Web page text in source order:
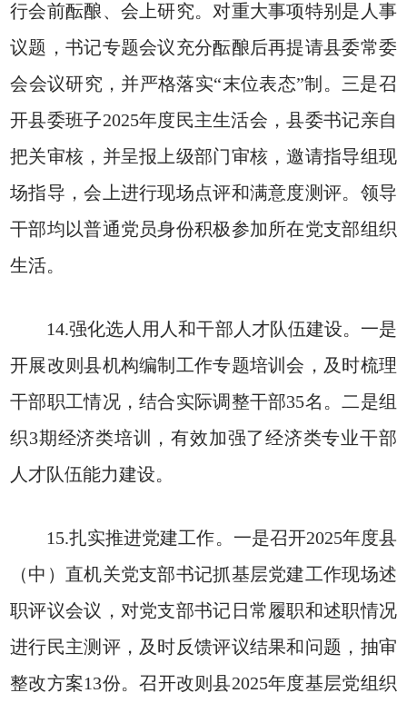
行会前酝酿、会上研究。对重大事项特别是人事
议题，书记专题会议充分酝酿后再提请县委常委
会会议研究，并严格落实“末位表态”制。三是召
开县委班子2025年度民主生活会，县委书记亲自
把关审核，并呈报上级部门审核，邀请指导组现
场指导，会上进行现场点评和满意度测评。领导
干部均以普通党员身份积极参加所在党支部组织
生活。
14.强化选人用人和干部人才队伍建设。一是
开展改则县机构编制工作专题培训会，及时梳理
干部职工情况，结合实际调整干部35名。二是组
织3期经济类培训，有效加强了经济类专业干部
人才队伍能力建设。
15.扎实推进党建工作。一是召开2025年度县
（中）直机关党支部书记抓基层党建工作现场述
职评议会议，对党支部书记日常履职和述职情况
进行民主测评，及时反馈评议结果和问题，抽审
整改方案13份。召开改则县2025年度基层党组织